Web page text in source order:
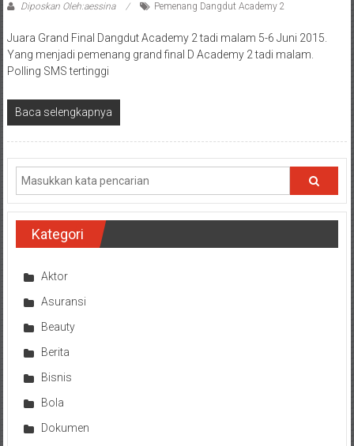
Diposkan Oleh:aessina Pemenang Dangdut Academy 2
Juara Grand Final Dangdut Academy 2 tadi malam 5-6 Juni 2015.
Yang menjadi pemenang grand final D Academy 2 tadi malam.
Polling SMS tertinggi
Baca selengkapnya
Kategori
Aktor
Asuransi
Beauty
Berita
Bisnis
Bola
Dokumen